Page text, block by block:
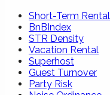
Short-Term Rental
BnBIndex
STR Density
Vacation Rental
Superhost
Guest Turnover
Party Risk